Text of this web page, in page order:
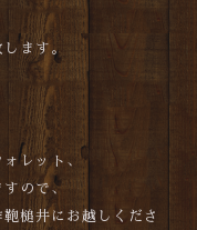
ます。
ォレット、
ので、
槌井にお越しくださ